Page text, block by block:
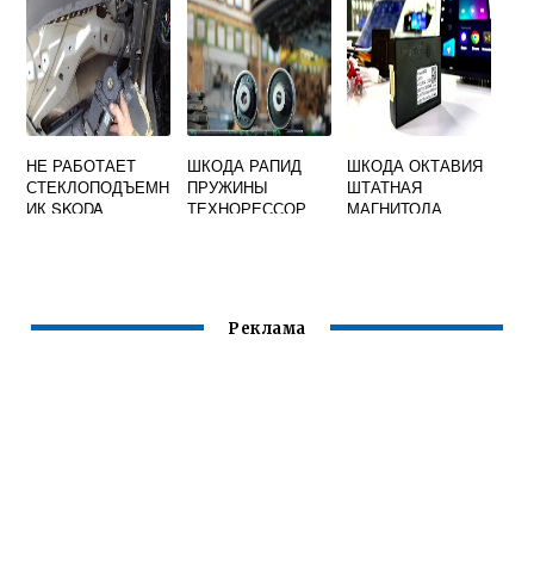
НЕ РАБОТАЕТ
СТЕКЛОПОДЪЕМН
ИК SKODA
ШКОДА РАПИД
ПРУЖИНЫ
ТЕХНОРЕССОР
ШКОДА ОКТАВИЯ
ШТАТНАЯ
МАГНИТОЛА
Реклама